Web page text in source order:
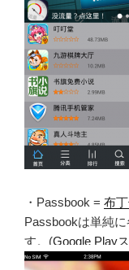
・Passbook = 布
Passbookは単純
す。(Google Play